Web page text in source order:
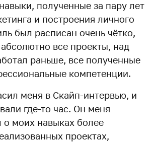
полученные за пару лет
и построения личного
был расписан очень чётко,
все проекты, над
раньше, все полученные
компетенции.
меня в Скайп-интервью, и
где-то час. Он меня
о моих навыках более
проектах,